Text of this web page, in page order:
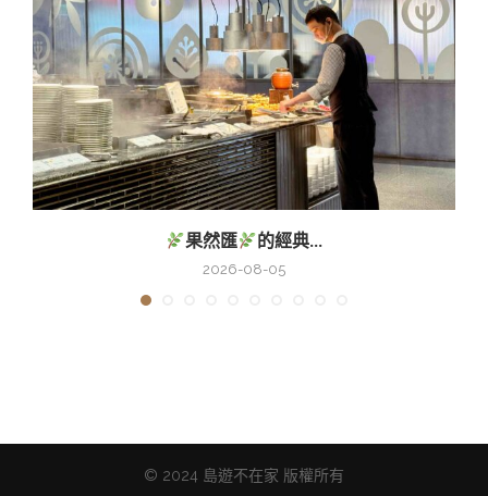
果然匯 的經典...
2026-08-05
© 2024 島遊不在家 版權所有